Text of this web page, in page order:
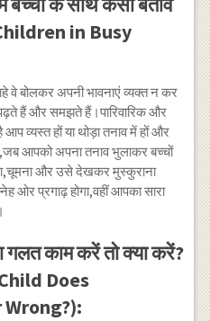
in Busy
वे बोलकर अपनी भावनाएं व्यक्त न कर
हैं और समझते हैं।पारिवारिक और
व्यस्त हों या थोड़ा तनाव में हों और
आपको अपना तनाव भुलाकर बच्चों
और उसे देखकर मुस्कुराना
ओर प्रगाढ़ होगा,वहीं आपका सारा
गलत काम करें तो क्या करें?
Does